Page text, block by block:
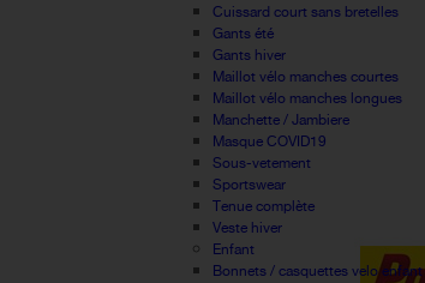
Cuissard court sans bretelles
Gants été
Gants hiver
Maillot vélo manches courtes
Maillot vélo manches longues
Manchette / Jambiere
Masque COVID19
Sous-vetement
Sportswear
Tenue complète
Veste hiver
Enfant
Bonnets / casquettes velo enfant